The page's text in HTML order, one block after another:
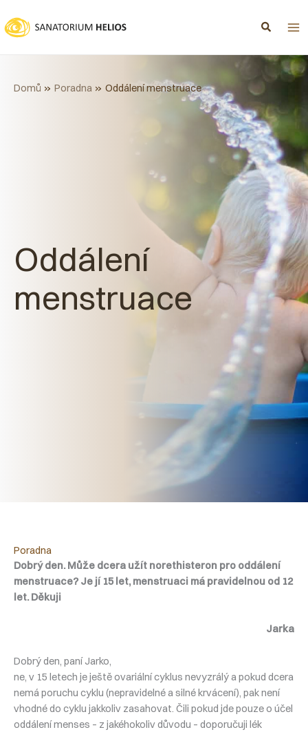
na
obsah
Oddálení
menstruace
Domů Poradna Oddálení menstruace
Poradna
Dobrý den. Může dcera užít norethisteron pro oddálení
menstruace? Je jí 15 let, menstruaci má pravidelnou od 12
let. Děkuji
Jarka
Dobrý den, paní Jarko,
ne, v 15 letech je ještě ovariální cyklus nevyzrálý a pokud dcera
nemá poruchu cyklu (nepravidelné a silné krvácení), pak není
vhodné do cyklu jakkoliv zasahovat. Čili pokud jde pouze o účel
oddálení menses – z jakéhokoliv důvodu – doporučuji lék